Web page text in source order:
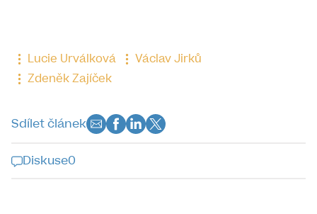
Lucie Urválková
Václav Jirků
Zdeněk Zajíček
Sdílet článek
Diskuse0